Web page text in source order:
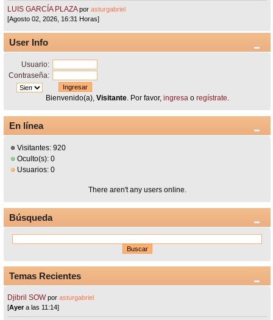
LUIS GARCÍA PLAZA porasturgabriel
[Agosto 02, 2026, 16:31 Horas]
User Info
Usuario:
Contraseña:
Bienvenido(a), Visitante. Por favor, ingresao regístrate.
En línea
Visitantes: 920
Oculto(s): 0
Usuarios: 0
There aren't any users online.
Búsqueda
Temas Recientes
Djibril SOW porasturgabriel
[Ayera las 11:14]